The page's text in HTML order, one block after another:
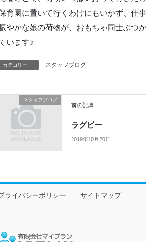
育園に置いて行くわけにもいかず、仕
やかな娘の荷物が、おもちゃ同士ぶつ
います♪
カテゴリー スタッフブログ
スタッフブログ
前の記事
ラグビー
2019年10月20日
ライバシーポリシー サイトマップ